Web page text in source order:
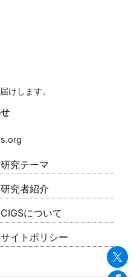
けします。
研究テーマ
研究者紹介
CIGSについて
サイトポリシー